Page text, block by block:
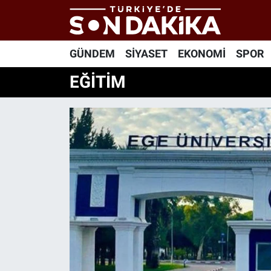
GÜNDEM SİYASET EKONOMİ SPOR
EĞİTİM
Hava Durumu
Trafik Durumu
Süper Lig Puan Durumu ve Fikstür
Tüm Manşetler
Son Dakika Haberleri
Haber Arşivi